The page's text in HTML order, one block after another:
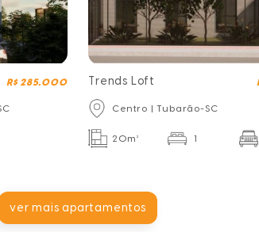
R$ 285.000 Trends Loft
Centro | Tubarão-SC
20m² 1
ver mais apartamentos